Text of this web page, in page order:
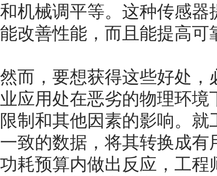
和机械调平等。这种传感
能改善性能，而且能提高
然而，要想获得这些好处
业应用处在恶劣的物理环
限制和其他因素的影响。
一致的数据，将其转换成
功耗预算内做出反应，工